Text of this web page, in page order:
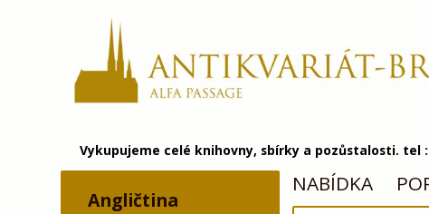
Vykupujeme celé knihovny, sbírky a pozůstalosti. tel
Angličtina
NABÍDKA